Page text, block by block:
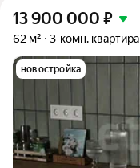
13 900 000 ₽
62 м² 3-комн. квартира
новостройка